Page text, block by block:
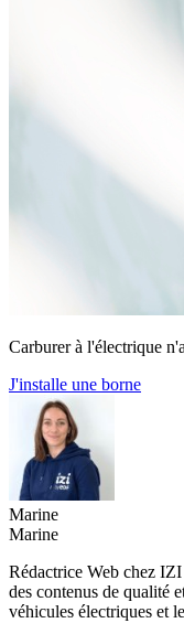
Carburer à l'électrique
J'installe une borne
Marine
Marine
Rédactrice Web chez
des contenus de qualité
véhicules électriques et